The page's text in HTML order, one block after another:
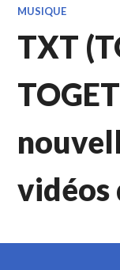
MUSIQUE
TXT
vidéos